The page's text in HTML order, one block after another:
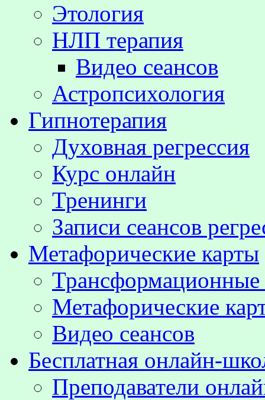
Этология
НЛП терапия
Видео сеансов
Астропсихология
Гипнотерапия
Духовная регрессия
Курс онлайн
Тренинги
Записи сеансов
Метафорические карты
Метафорические
Видео сеансов
Бесплатная онлайн-
Преподаватели